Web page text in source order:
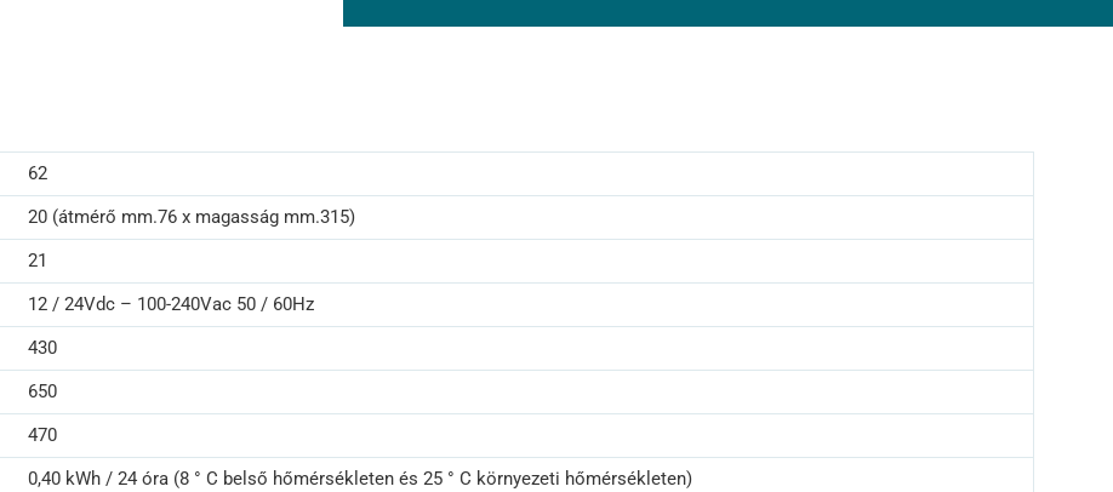
62
20 (átmérő mm.76 x magasság mm.315)
21
12 / 24Vdc – 100-240Vac 50 / 60Hz
430
650
470
0,40 kWh / 24 óra (8 ° C belső hőmérsékleten és 25 ° C környezeti hőmérsékleten)